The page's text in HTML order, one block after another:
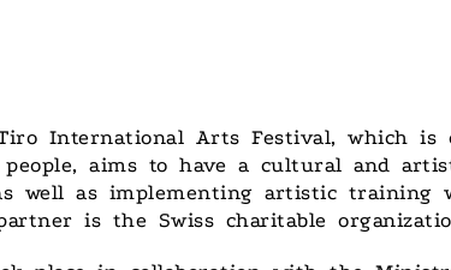
International Arts Festival, which is
aims to have a cultural and
well as implementing artistic
is the Swiss charitable